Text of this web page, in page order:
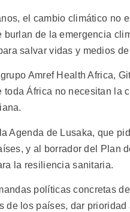
el cambio climático no
burlan de la emergencia
salvar vidas y medios
Amref Health Africa,
toda África no necesitan la
Agenda de Lusaka, que
y al borrador del Plan
la resiliencia sanitaria.
políticas concretas
de los países, dar